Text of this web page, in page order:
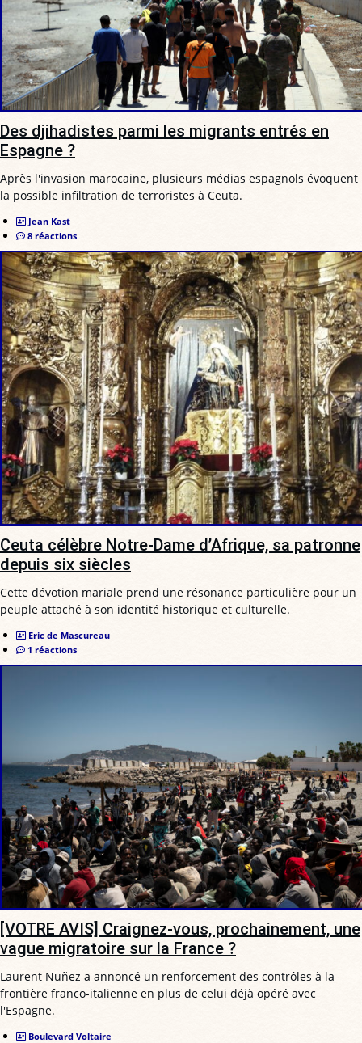
Des djihadistes parmi les migrants entrés en
Espagne ?
Après l'invasion marocaine, plusieurs médias espagnols évoquent
la possible infiltration de terroristes à Ceuta.
Jean Kast
8 réactions
Ceuta célèbre Notre-Dame d’Afrique, sa patronne
depuis six siècles
Cette dévotion mariale prend une résonance particulière pour un
peuple attaché à son identité historique et culturelle.
Eric de Mascureau
1 réactions
[VOTRE AVIS] Craignez-vous, prochainement, une
vague migratoire sur la France ?
Laurent Nuñez a annoncé un renforcement des contrôles à la
frontière franco-italienne en plus de celui déjà opéré avec
l'Espagne.
Boulevard Voltaire